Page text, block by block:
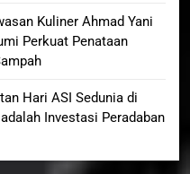
Kuliner Ahmad Yani
Perkuat Penataan
Hari ASI Sedunia di
Investasi Peradaban